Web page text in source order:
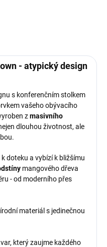
- atypický design
s konferenčním stolkem
vašeho obývacího
zmasivního
dlouhou životnost, ale
doteku a vybízí k bližšímu
mangového dřeva
- od moderního přes
materiál s jedinečnou
který zaujme každého